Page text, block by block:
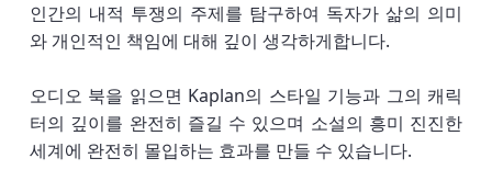
인간의 내적 투쟁의 주제를 탐구하여 독자가 삶의 의미
와 개인적인 책임에 대해 깊이 생각하게합니다.
오디오 북을 읽으면 Kaplan의 스타일 기능과 그의 캐릭
터의 깊이를 완전히 즐길 수 있으며 소설의 흥미 진진한
세계에 완전히 몰입하는 효과를 만들 수 있습니다.